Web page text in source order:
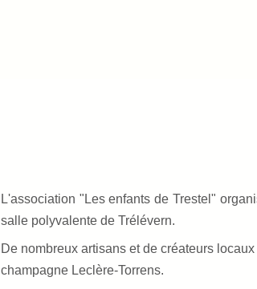
L'association "Les enfants de Trestel"
salle polyvalente de Trélévern.
De nombreux artisans et de créateurs
champagne Leclère-Torrens.